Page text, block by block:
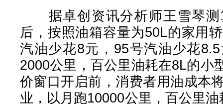
据卓创资讯分析师王雪琴测
后，按照油箱容量为50L的家用
汽油少花8元，95号汽油少花
2000公里，百公里油耗在8L的小
价窗口开启前，消费者用油成本
业，以月跑10000公里，百公里